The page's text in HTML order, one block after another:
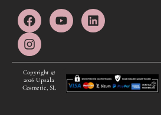
F
a
c
e
b
o
o
Y
o
u
b
L
i
e
d
i
n
I
n
s
t
a
g
r
Copyright ©
2026 Upsala
Cosmetic, SL